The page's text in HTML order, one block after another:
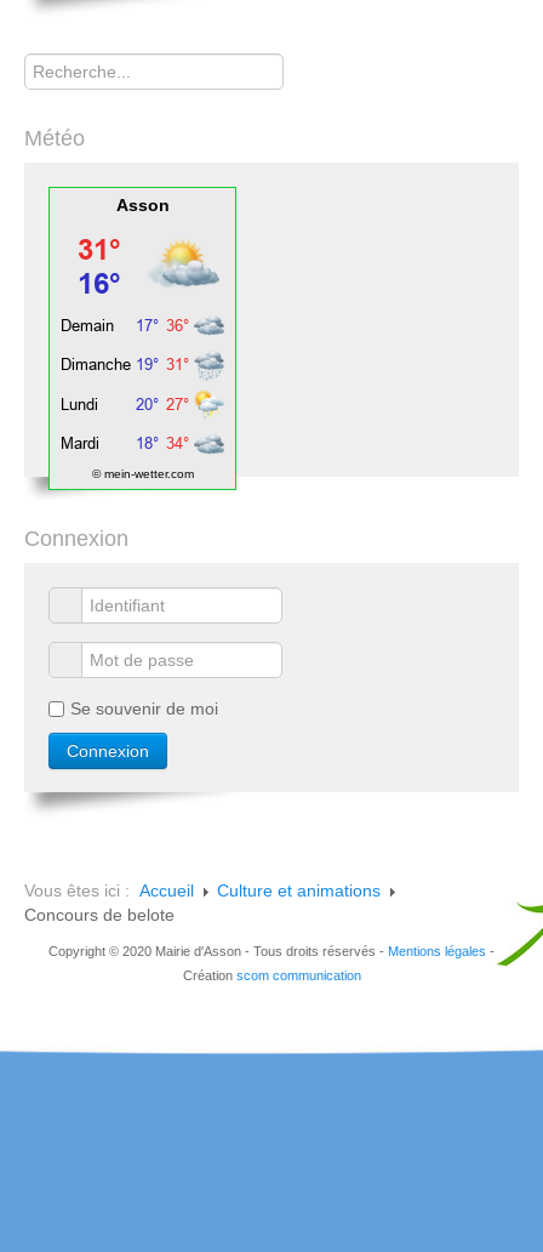
Rechercher
Météo
Asson
© mein-wetter.com
Connexion
Se souvenir de moi
Vous êtes ici : Accueil
Culture et animations
Concours de belote
Copyright © 2020 Mairie d'Asson - Tous droits réservés - Mentions légales -
Création scom communication